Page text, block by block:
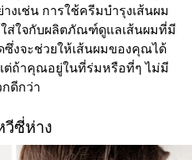
งเช่น การใช้ครีมบำรุงเส้นผม
ส่ใจกับผลิตภัณฑ์ดูแลเส้นผมที่มี
งจะช่วยให้เส้นผมของคุณได้
ต่ถ้าคุณอยู่ในที่ร่มหรือที่ๆ ไม่มี
ดีกว่า
วีซี่ห่าง